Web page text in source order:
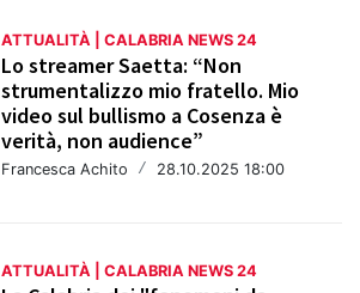
ATTUALITÀ | CALABRIA NEWS 24
Lo streamer Saetta: “Non
strumentalizzo mio fratello. Mio
video sul bullismo a Cosenza è
verità, non audience”
Francesca Achito / 28.10.2025 18:00
ATTUALITÀ | CALABRIA NEWS 24